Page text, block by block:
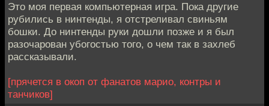
Это моя первая компьютерная игра. Пока другие
рубились в нинтенды, я отстреливал свиньям
бошки. До нинтенды руки дошли позже и я был
разочарован убогостью того, о чем так в захлеб
рассказывали.
[прячется в окоп от фанатов марио, контры и
танчиков]